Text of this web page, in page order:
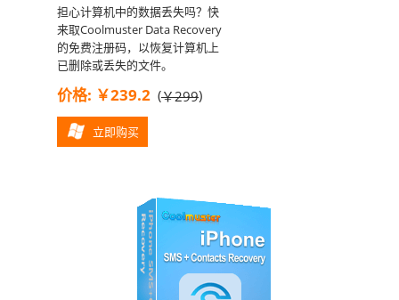
担心计算机中的数据丢失吗？快
来取Coolmuster Data Recovery
的免费注册码，以恢复计算机上
已删除或丢失的文件。
价格: ￥239.2 (￥299)
立即购买